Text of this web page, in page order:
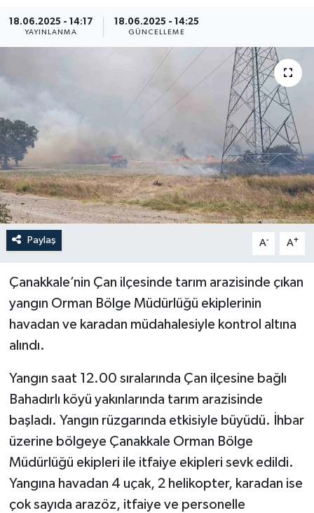
18.06.2025 - 14:17
YAYINLANMA
18.06.2025 - 14:25
GÜNCELLEME
Paylaş A- A+
Çanakkale’nin Çan ilçesinde tarım arazisinde çıkan
yangın Orman Bölge Müdürlüğü ekiplerinin
havadan ve karadan müdahalesiyle kontrol altına
alındı.
Yangın saat 12.00 sıralarında Çan ilçesine bağlı
Bahadırlı köyü yakınlarında tarım arazisinde
başladı. Yangın rüzgarında etkisiyle büyüdü. İhbar
üzerine bölgeye Çanakkale Orman Bölge
Müdürlüğü ekipleri ile itfaiye ekipleri sevk edildi.
Yangına havadan 4 uçak, 2 helikopter, karadan ise
çok sayıda arazöz, itfaiye ve personelle
Siyaset